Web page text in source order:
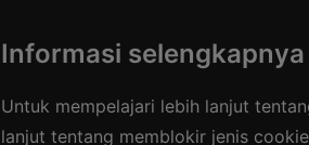
Informasi
Untuk mempelajari lebih lanjut
lanjut tentang memblokir jenis